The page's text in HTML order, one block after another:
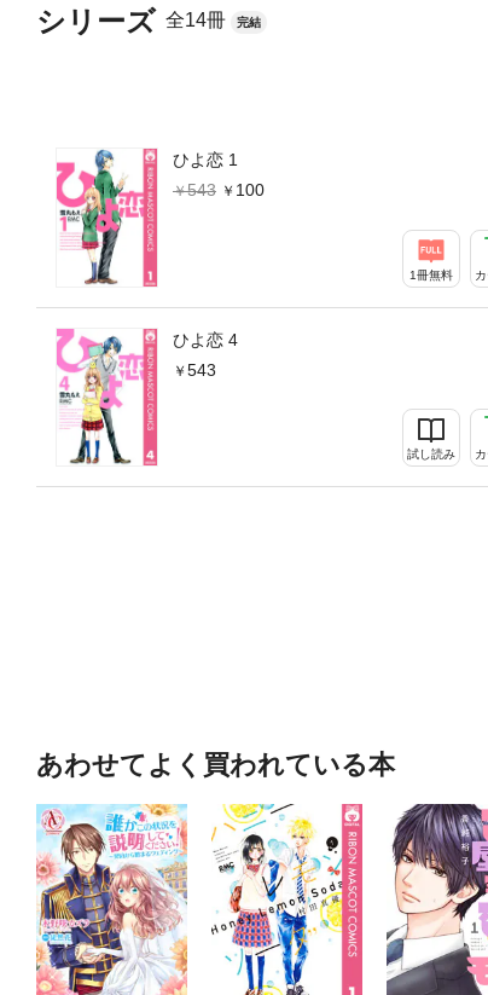
シリーズ 全14冊 完結
ひよ恋 1
543
100
1冊無料
ひよ恋 4
543
試し読み
あわせてよく買われている本